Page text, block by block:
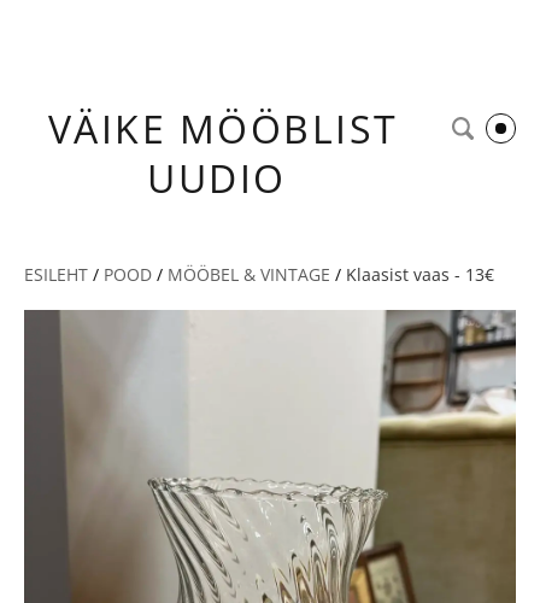
VÄIKE MÖÖBLIST
UUDIO
ESILEHT / POOD / MÖÖBEL & VINTAGE / Klaasist vaas - 13€